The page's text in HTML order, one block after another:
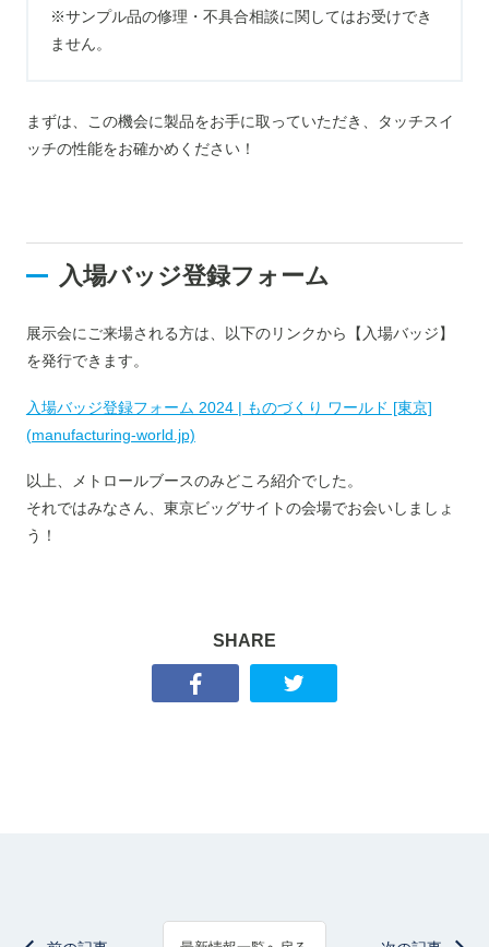
※サンプル品の修理・不具合相談に関してはお受けでき
ません。
まずは、この機会に製品をお手に取っていただき、タッチスイ
ッチの性能をお確かめください！
入場バッジ登録フォーム
展示会にご来場される方は、以下のリンクから【入場バッジ】
を発行できます。
入場バッジ登録フォーム 2024 | ものづくり ワールド [東京]
(manufacturing-world.jp)
以上、メトロールブースのみどころ紹介でした。
それではみなさん、東京ビッグサイトの会場でお会いしましょ
う！
SHARE